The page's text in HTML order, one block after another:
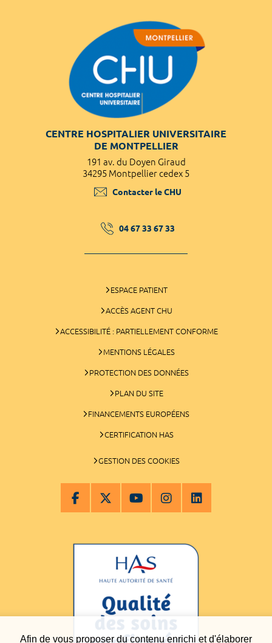
Afin de vous proposer du contenu enrichi et d'élaborer
CENTRE HOSPITALIER UNIVERSITAIRE
DE MONTPELLIER
191 av. du Doyen Giraud
34295 Montpellier cedex 5
Contacter le CHU
04 67 33 67 33
ESPACE PATIENT
ACCÈS AGENT CHU
ACCESSIBILITÉ : PARTIELLEMENT CONFORME
MENTIONS LÉGALES
PROTECTION DES DONNÉES
PLAN DU SITE
FINANCEMENTS EUROPÉENS
CERTIFICATION HAS
GESTION DES COOKIES